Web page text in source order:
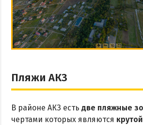
Пляжи АКЗ
В районе АКЗ есть две пляжные
чертами которых являются